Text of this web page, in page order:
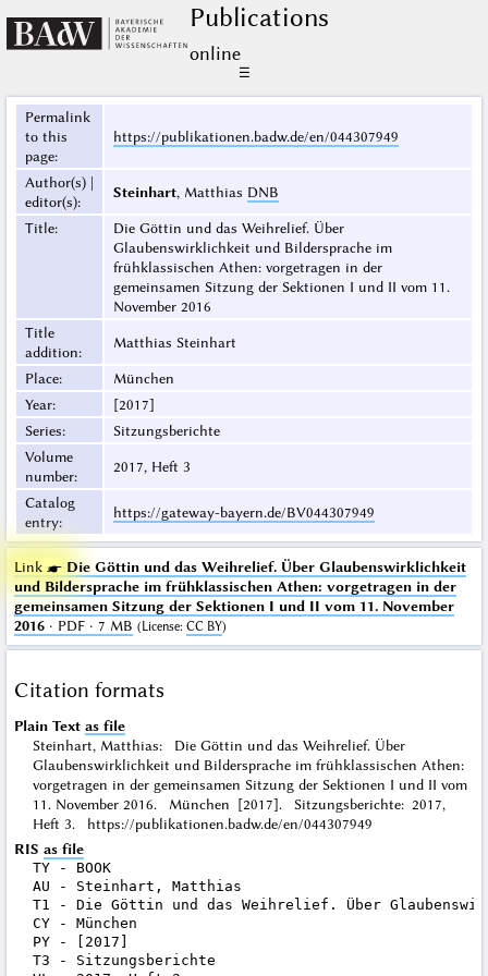
Publications
online
☰
Permalink
to this
page:
https://publikationen.badw.de/en/044307949
Author(s) |
editor(s):
Steinhart, Matthias DNB
Title:
Die Göttin und das Weihrelief. Über
Glaubenswirklichkeit und Bildersprache im
frühklassischen Athen: vorgetragen in der
gemeinsamen Sitzung der Sektionen I und II vom 11.
November 2016
Title
addition:
Matthias Steinhart
Place:
München
Year:
[2017]
Series:
Sitzungsberichte
Volume
number:
2017, Heft 3
Catalog
entry:
https://gateway-bayern.de/BV044307949
Link ☛ Die Göttin und das Weihrelief. Über Glaubenswirklichkeit
und Bildersprache im frühklassischen Athen: vorgetragen in der
gemeinsamen Sitzung der Sektionen I und II vom 11. November
2016· PDF · 7 MB (License: CC BY)
Citation formats
Plain Text as file
Steinhart, Matthias: Die Göttin und das Weihrelief. Über
Glaubenswirklichkeit und Bildersprache im frühklassischen Athen:
vorgetragen in der gemeinsamen Sitzung der Sektionen I und II vom
11. November 2016. München [2017]. Sitzungsberichte: 2017,
Heft 3. https://publikationen.badw.de/en/044307949
RIS as file
TY - BOOK
AU - Steinhart, Matthias
T1 - Die Göttin und das Weihrelief. Über
CY - München
PY - [2017]
T3 - Sitzungsberichte